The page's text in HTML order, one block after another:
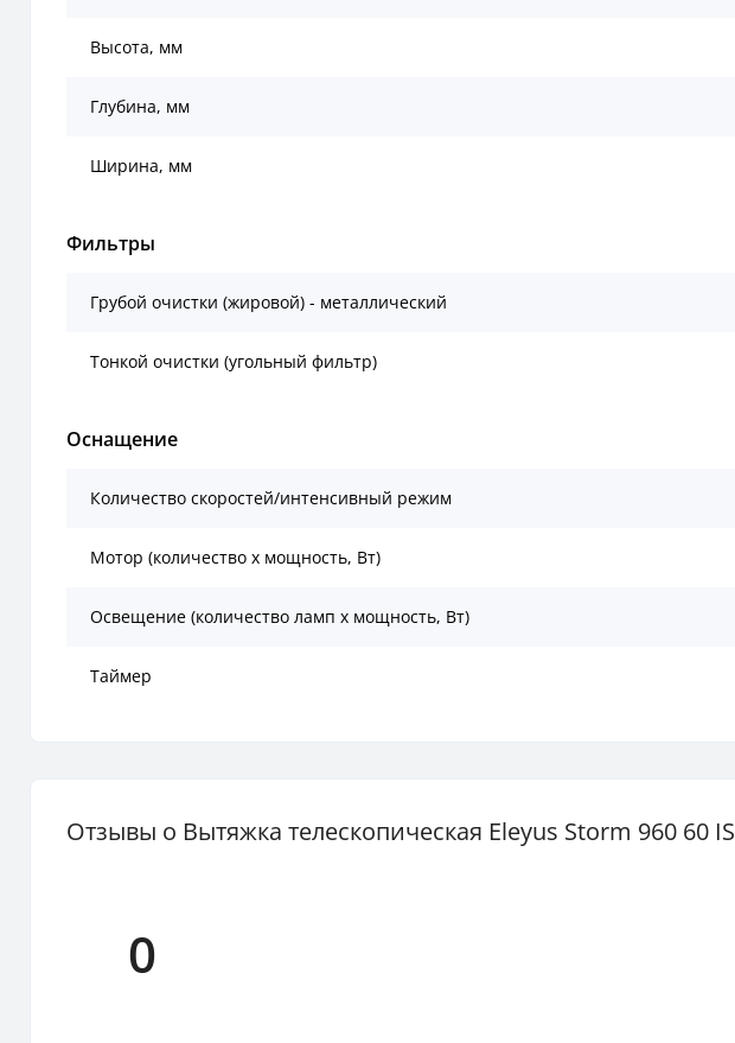
Высота, мм
Глубина, мм
Ширина, мм
Фильтры
Грубой очистки (жировой) - металлический
Тонкой очистки (угольный фильтр)
Оснащение
Количество скоростей/интенсивный режим
Мотор (количество х мощность, Вт)
Освещение (количество ламп x мощность, Вт)
Таймер
Отзывы о Вытяжка телескопическая Eleyus Storm 960 60 IS
0